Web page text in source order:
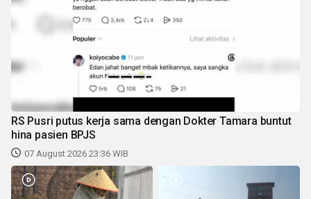
RS Pusri putus kerja sama dengan Dokter Tamara buntut
hina pasien BPJS
07 August 2026 23:36 WIB